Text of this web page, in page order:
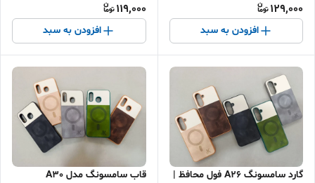
129,000
افزودن به سبد
119,000
افزودن به سبد
گارد سامسونگ A26 فول محافظ |
قاب سامسونگ مدل A30